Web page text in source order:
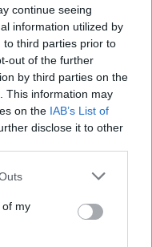
continue seeing
information utilized by
to third parties prior to
out of the further
by third parties on the
This information may
on the IAB’s List of
disclose it to other
one or more Google
You may click to
its third-party tags to
in below Google
of my
έχω
η χώρα μας να
εισέλθει στον δρόμο
τις θέσεις του σε
φύγει από τη
διχαστικού λόγου